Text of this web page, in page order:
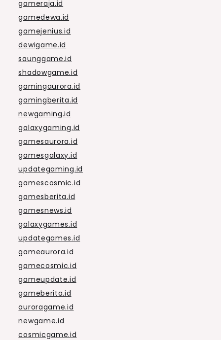
gameraja.id
gamedewa.id
gamejenius.id
dewigame.id
saunggame.id
shadowgame.id
gamingaurora.id
gamingberita.id
newgaming.id
galaxygaming.id
gamesaurora.id
gamesgalaxy.id
updategaming.id
gamescosmic.id
gamesberita.id
gamesnews.id
galaxygames.id
updategames.id
gameaurora.id
gamecosmic.id
gameupdate.id
gameberita.id
auroragame.id
newgame.id
cosmicgame.id